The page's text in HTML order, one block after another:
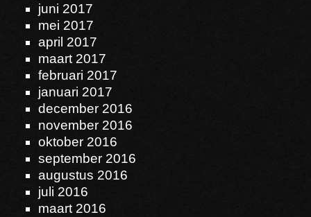
juni 2017
mei 2017
april 2017
maart 2017
februari 2017
januari 2017
december 2016
november 2016
oktober 2016
september 2016
augustus 2016
juli 2016
maart 2016